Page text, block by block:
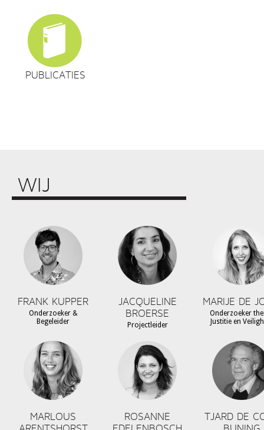
PUBLICATIES
WIJ
FRANK KUPPER
Onderzoeker &
Begeleider
JACQUELINE
BROERSE
Projectleider
MARIJE DE
Onderzoeker
Justitie en
MARLOUS
ROSANNE
TJARD DE